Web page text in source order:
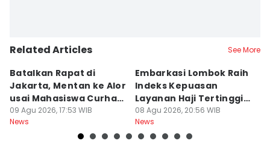
Related Articles See More
Batalkan Rapat di
Jakarta, Mentan ke Alor
usai Mahasiswa Curhat
Beras Mahal
09 Agu 2026, 17:53 WIB
News
Embarkasi Lombok Raih
Indeks Kepuasan
Layanan Haji Tertinggi
Nasional
08 Agu 2026, 20:56 WIB
News